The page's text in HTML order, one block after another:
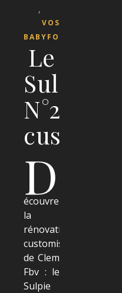
,
VOS
BABYFOOTS
Le
Sulpie
N°2726
customisé
D
écouvrez
la
rénovation-
customisation
de Clem
Fbv : le
Sulpie